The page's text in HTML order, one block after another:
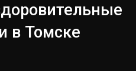
в Томске